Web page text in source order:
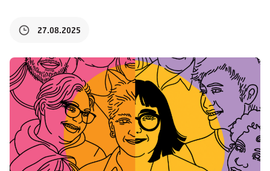
27.08.2025